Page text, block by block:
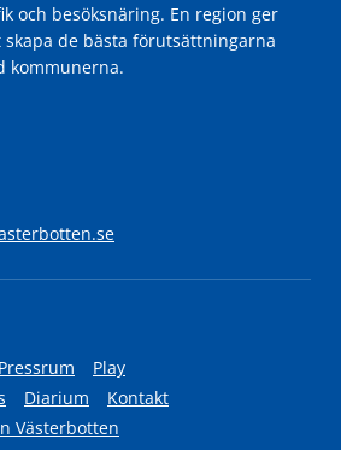
och besöksnäring. En region ger
de bästa förutsättningarna
kommunerna.
Pressrum
Play
Diarium
Kontakt
Västerbotten